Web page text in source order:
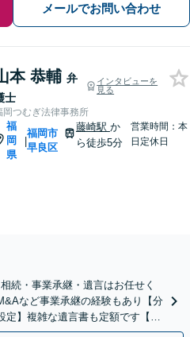
メールでお問い合わせ
本 恭輔 弁
士
インタビューを
見る
岡つむぎ法律事務所
福
岡
県
|
福岡市
早良区
藤崎駅 か
ら徒歩5分
営業時間：本
日定休日
続・事業承継・遺言はお任せく
など事業承継の経験もあり【分
定】複雑な遺言書も定額です【夜
】【弁護士歴7年】